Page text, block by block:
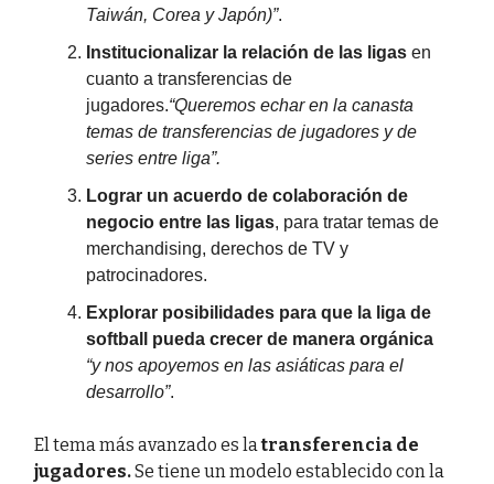
Taiwán, Corea y Japón)”.
Institucionalizar la relación de las ligas en
cuanto a transferencias de
jugadores.“Queremos echar en la canasta
temas de transferencias de jugadores y de
series entre liga”.
Lograr un acuerdo de colaboración de
negocio entre las ligas, para tratar temas de
merchandising, derechos de TV y
patrocinadores.
Explorar posibilidades para que la liga de
softball pueda crecer de manera orgánica
“y nos apoyemos en las asiáticas para el
desarrollo”.
El tema más avanzado es latransferencia de
jugadores.Se tiene un modelo establecido con la